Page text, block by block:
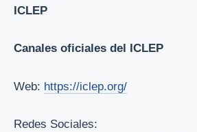
ICLEP
Canales oficiales del ICLEP
Web: https://iclep.org/
Redes Sociales: